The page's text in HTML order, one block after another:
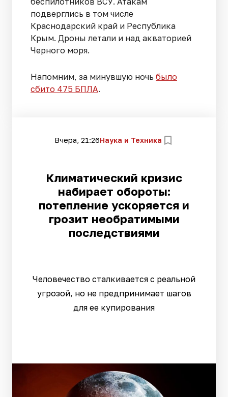
подверглись в том числе
Краснодарский край и Республика
Крым. Дроны летали и над акваторией
Черного моря.
Напомним, за минувшую ночь было
сбито 475 БПЛА.
Вчера, 21:26Наука и Техника
Климатический кризис
набирает обороты:
потепление ускоряется и
грозит необратимыми
последствиями
Человечество сталкивается с реальной
угрозой, но не предпринимает шагов
для ее купирования